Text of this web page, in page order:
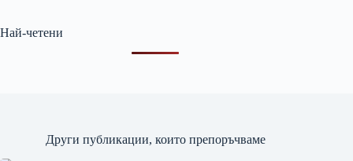
Най-четени
Други публикации, които препоръчваме